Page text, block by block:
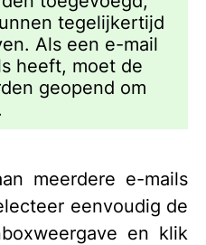
tegelijkertijd
Als een e-mail
heeft, moet de
geopend om
meerdere e-mails
eenvoudig de
en klik